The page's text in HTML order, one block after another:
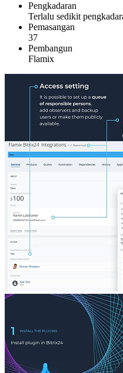
Pengkadaran
Terlalu sedikit
Pemasangan
37
Pembangun
Flamix